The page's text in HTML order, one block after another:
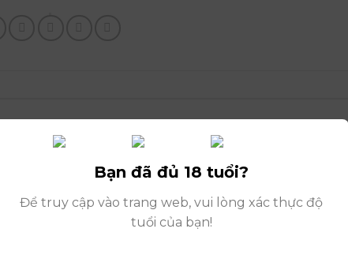
Bạn đã đủ 18 tuổi?
Để truy cập vào trang web, vui lòng xác thực độ
tuổi của bạn!